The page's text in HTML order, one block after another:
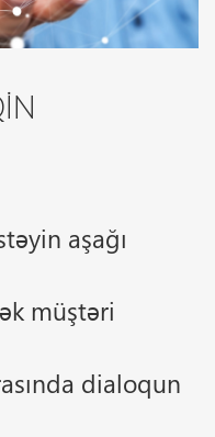
aşağı
müştəri
dialoqun